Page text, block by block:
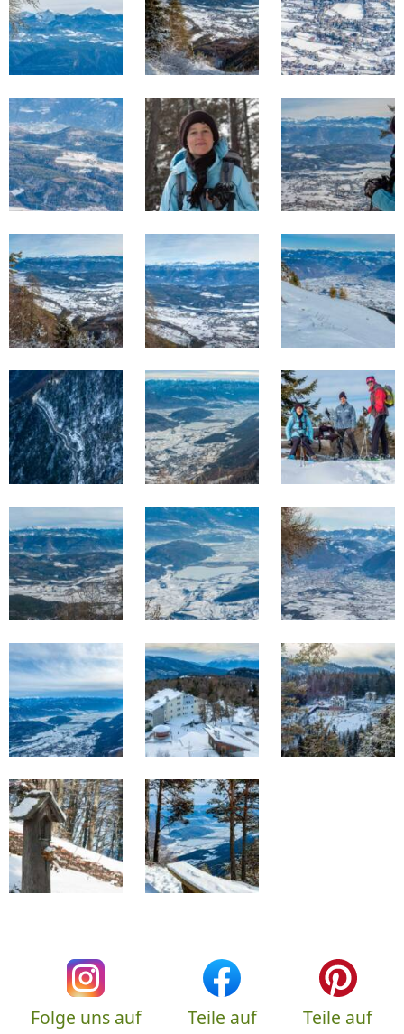
Folge uns auf Teile auf Teile auf